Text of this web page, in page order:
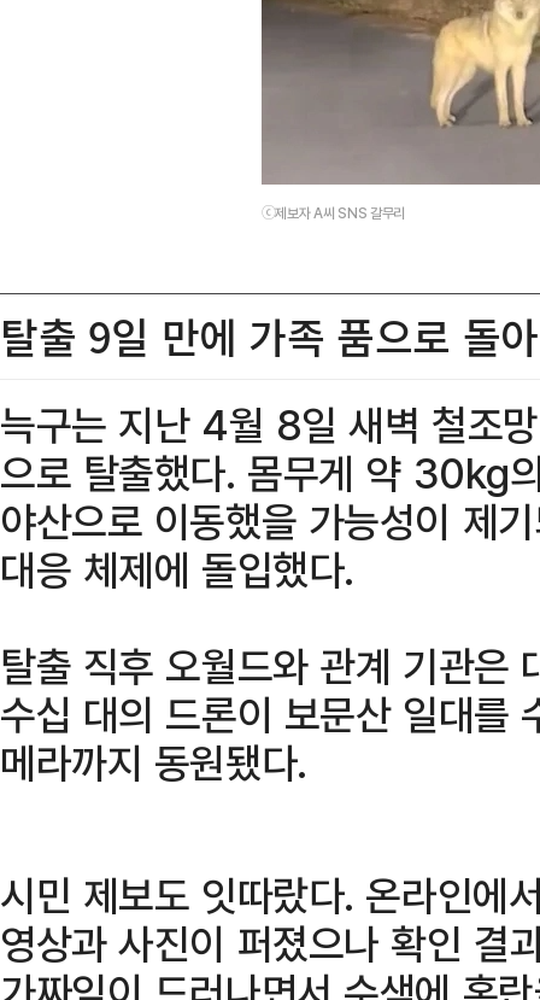
ⓒ제보자 A씨 SNS 갈무리
탈출 9일 만에 가족 품으로 돌
늑구는 지난 4월 8일 새벽 철조
으로 탈출했다. 몸무게 약 30kg
야산으로 이동했을 가능성이 제
대응 체제에 돌입했다.
탈출 직후 오월드와 관계 기관은
수십 대의 드론이 보문산 일대를
메라까지 동원됐다.
시민 제보도 잇따랐다. 온라인에
영상과 사진이 퍼졌으나 확인 결